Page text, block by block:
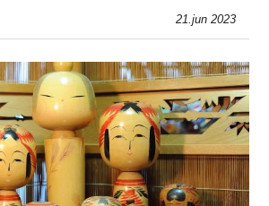
21.jun 2023